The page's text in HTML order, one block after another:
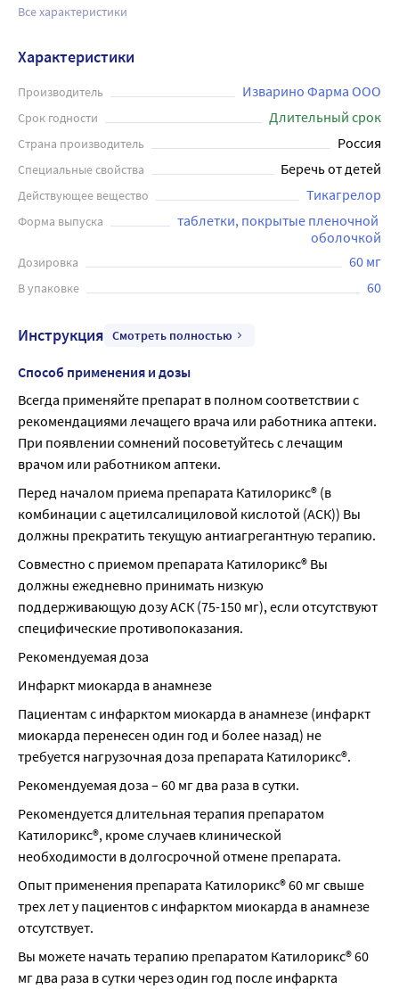
Все характеристики
Характеристики
Производитель Изварино Фарма ООО
Срок годности Длительный срок
Страна производитель Россия
Специальные свойства Беречь от детей
Действующее вещество Тикагрелор
Форма выпуска
таблетки, покрытые пленочной
оболочкой
Дозировка 60 мг
В упаковке 60
Инструкция Смотреть полностью
Способ применения и дозы
Всегда применяйте препарат в полном соответствии с
рекомендациями лечащего врача или работника аптеки.
При появлении сомнений посоветуйтесь с лечащим
врачом или работником аптеки.
Перед началом приема препарата Катилорикс® (в
комбинации с ацетилсалициловой кислотой (АСК)) Вы
должны прекратить текущую антиагрегантную терапию.
Совместно с приемом препарата Катилорикс® Вы
должны ежедневно принимать низкую
поддерживающую дозу АСК (75-150 мг), если отсутствуют
специфические противопоказания.
Рекомендуемая доза
Инфаркт миокарда в анамнезе
Пациентам с инфарктом миокарда в анамнезе (инфаркт
миокарда перенесен один год и более назад) не
требуется нагрузочная доза препарата Катилорикс®.
Рекомендуемая доза – 60 мг два раза в сутки.
Рекомендуется длительная терапия препаратом
Катилорикс®, кроме случаев клинической
необходимости в долгосрочной отмене препарата.
Опыт применения препарата Катилорикс® 60 мг свыше
трех лет у пациентов с инфарктом миокарда в анамнезе
отсутствует.
Вы можете начать терапию препаратом Катилорикс® 60
мг два раза в сутки через один год после инфаркта